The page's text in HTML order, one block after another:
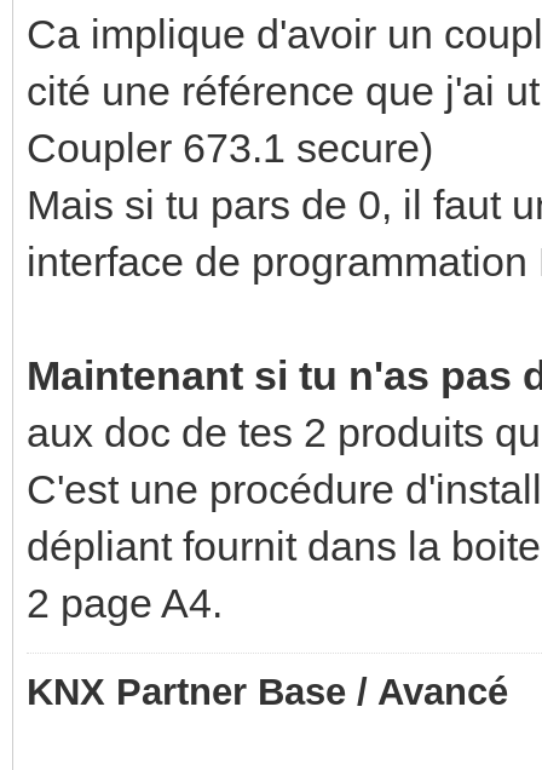
Ca implique d'avoir un
cité une référence que j'ai
Coupler 673.1 secure)
Mais si tu pars de 0, il faut
interface de
Maintenant si tu n'as pas
aux doc de tes 2 produits
C'est une procédure
dépliant fournit dans la
2 page A4.
KNX Partner Base / Avancé